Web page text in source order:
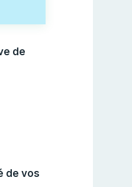
de
de vos